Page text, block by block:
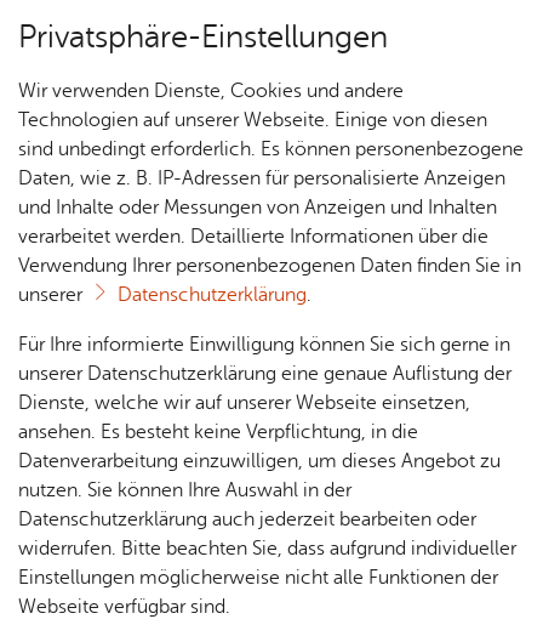
Über­sicht Bür­ger & Stadt
Rat­
haus &
Bür­
ger­
ser­vice
Rat­
häu­ser
& Orts­
ver­
wal­
Nach­
rich­
ten,
Vi­de­os
& Bil­
der
Me­di­
en­in­
for­ma­
tio­nen
Jobs
Stel­
len­an­
ge­bo­te
Aus­bil­
dung &
Stu­di­
um
Bauen
& Um­
welt
Geo­
da­ten
& 3D-
Stadt­
Ge­
sund­
heit &
kum
Ärzte &
Apo­
Pla­nen
Vor­le­sen
Echt nach­hal­tig
Friedrichshafen ist seit 2015 Fairtrade Town. Mit
Kreativität, Inspiration und Motivation werden
neue Wege gesucht, Alltagsroutinen verlassen
und neue Ideen kreiert, um im Einklang mit der
Natur zu leben. Nachhaltigkeit kann hier am
Bodensee, einem der sensibelsten Öko-Systeme
Europas, viele verschiedene Facetten haben.
Privatsphäre-Einstellungen
Wir verwenden Dienste, Cookies und andere
Technologien auf unserer Webseite. Einige von diesen
sind unbedingt erforderlich. Es können personenbezogene
Daten, wie z. B. IP-Adressen für personalisierte Anzeigen
und Inhalte oder Messungen von Anzeigen und Inhalten
verarbeitet werden. Detaillierte Informationen über die
Verwendung Ihrer personenbezogenen Daten finden Sie in
unserer
Datenschutzerklärung.
Für Ihre informierte Einwilligung können Sie sich gerne in
unserer Datenschutzerklärung eine genaue Auflistung der
Dienste, welche wir auf unserer Webseite einsetzen,
ansehen. Es besteht keine Verpflichtung, in die
Datenverarbeitung einzuwilligen, um dieses Angebot zu
nutzen. Sie können Ihre Auswahl in der
Datenschutzerklärung auch jederzeit bearbeiten oder
widerrufen. Bitte beachten Sie, dass aufgrund individueller
Einstellungen möglicherweise nicht alle Funktionen der
Webseite verfügbar sind.